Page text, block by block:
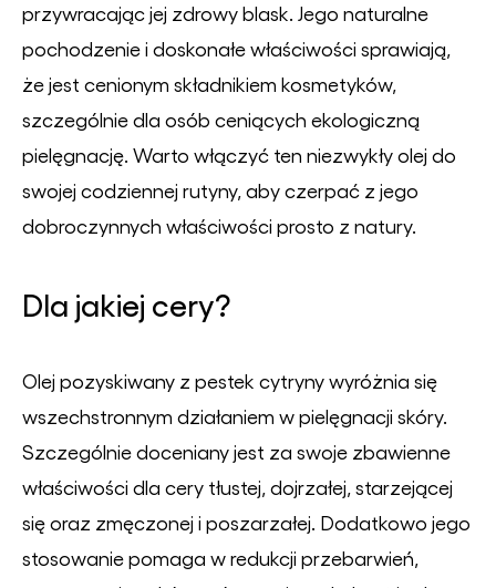
przywracając jej zdrowy blask. Jego naturalne
pochodzenie i doskonałe właściwości sprawiają,
że jest cenionym składnikiem kosmetyków,
szczególnie dla osób ceniących ekologiczną
pielęgnację. Warto włączyć ten niezwykły olej do
swojej codziennej rutyny, aby czerpać z jego
dobroczynnych właściwości prosto z natury.
Dla jakiej cery?
Olej pozyskiwany z pestek cytryny wyróżnia się
wszechstronnym działaniem w pielęgnacji skóry.
Szczególnie doceniany jest za swoje zbawienne
właściwości dla cery tłustej, dojrzałej, starzejącej
się oraz zmęczonej i poszarzałej. Dodatkowo jego
stosowanie pomaga w redukcji przebarwień,